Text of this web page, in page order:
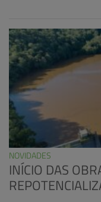
NOVIDADES
INÍCIO DAS